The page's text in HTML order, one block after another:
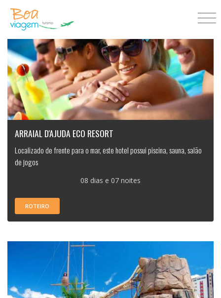
ARRAIAL D'AJUDA ECO RESORT
Localizado de frente para o mar, este hotel possui piscina, sauna, salão
de jogos
08 dias e 07 noites
ROTEIRO